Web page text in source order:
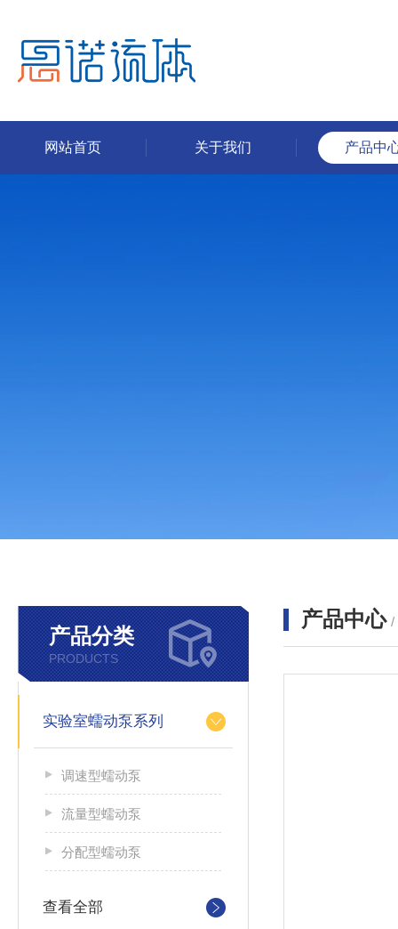
网站首页 关于我们 产品中
产品分类
PRODUCTS
实验室蠕动泵系列
调速型蠕动泵
流量型蠕动泵
分配型蠕动泵
查看全部
产品中心 /